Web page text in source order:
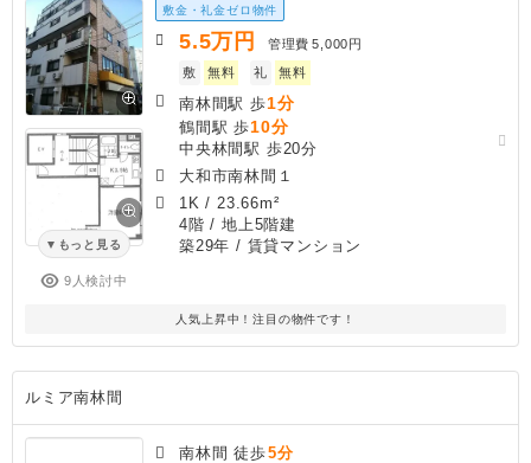
もっと見る
9人検討中
敷金・礼金ゼロ物件
5.5万円 管理費 5,000円
敷
無料 礼 無料
南林間駅 歩1分
鶴間駅 歩10分
中央林間駅 歩20分
大和市南林間１
1K / 23.66m²
4階 / 地上5階建
築29年 / 賃貸マンション
人気上昇中！注目の物件です！
ルミア南林間
南林間 徒歩5分